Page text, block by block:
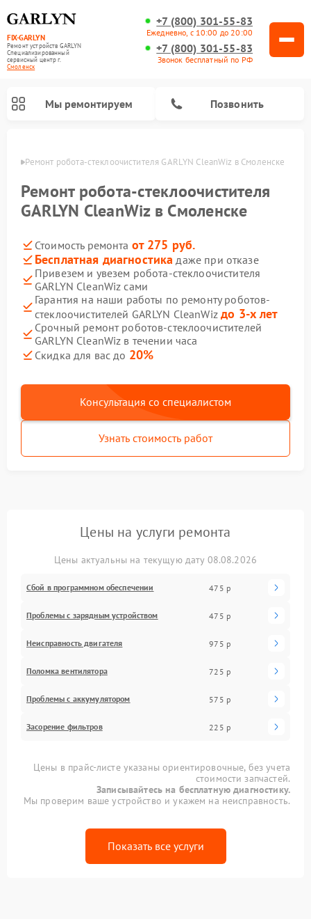
FIX-GARLYN
Ремонт устройств GARLYN
Специализированный
cервисный центр г.
Смоленск
+7 (800) 301-55-83
Ежедневно, с 10:00 до 20:00
+7 (800) 301-55-83
Звонок бесплатный по РФ
Мы ремонтируем Позвонить
Ремонт робота-стеклоочистителя GARLYN CleanWiz в Смоленске
Ремонт робота-стеклоочистителя
GARLYN CleanWiz в Смоленске
Стоимость ремонта от 275 руб.
Бесплатная диагностика даже при отказе
Привезем и увезем робота-стеклоочистителя
GARLYN CleanWiz сами
Гарантия на наши работы по ремонту роботов-
стеклоочистителей GARLYN CleanWizдо 3-х лет
Срочный ремонт роботов-стеклоочистителей
GARLYN CleanWiz в течении часа
Скидка для вас до 20%
Консультация со специалистом
Узнать стоимость работ
Цены на услуги ремонта
Цены актуальны на текущую дату 08.08.2026
Сбой в программном обеспечении 475 р
Проблемы с зарядным устройством 475 р
Неисправность двигателя 975 р
Поломка вентилятора 725 р
Проблемы с аккумулятором 575 р
Засорение фильтров 225 р
Цены в прайс-листе указаны ориентировочные, без учета
стоимости запчастей.
Записывайтесь на бесплатную диагностику.
Мы проверим ваше устройство и укажем на неисправность.
Показать все услуги